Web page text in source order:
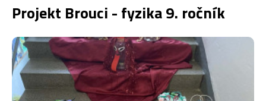
Projekt Brouci - fyzika 9. ročník